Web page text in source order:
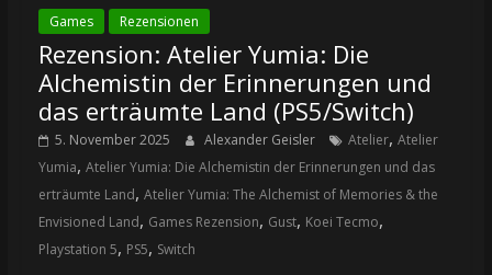
Games Rezensionen
Rezension: Atelier Yumia: Die
Alchemistin der Erinnerungen und
das erträumte Land (PS5/Switch)
5. November 2025 Alexander Geisler Atelier, Atelier
Yumia, Atelier Yumia: Die Alchemistin der Erinnerungen und das
erträumte Land, Atelier Yumia: The Alchemist of Memories & the
Envisioned Land, Games Rezension, Gust, Koei Tecmo,
Playstation 5, PS5, Switch